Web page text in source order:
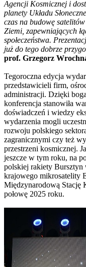
Agencji Kosmicznej i
planety Układu
czas na budowę
Ziemi, zapewniających
społeczeństwa.
już do tego dobrze
prof. Grzegorz
Tegoroczna edycja
przedstawicieli firm,
administracji. Dzięki
konferencja stanowiła
doświadczeń i wiedzy
wydarzenia mogli
rozwoju polskiego
zagranicznymi czy też
przestrzeni kosmicznej.
jeszcze w tym roku, na
polskiej rakiety Bursztyn
krajowego mikrosatelity
Międzynarodową Stację
połowę 2025 roku.